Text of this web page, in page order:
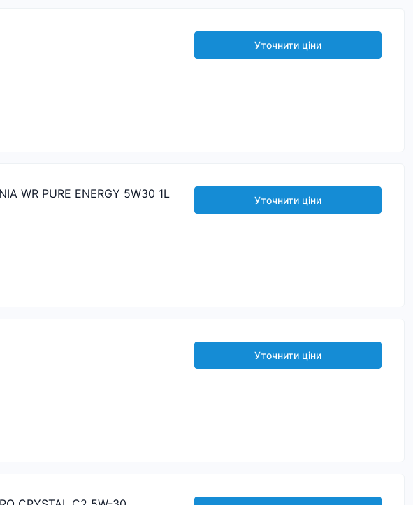
Уточнити ціни
WR PURE ENERGY 5W30 1L Уточнити ціни
Уточнити ціни